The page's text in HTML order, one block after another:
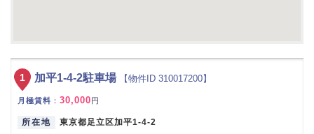
加平1-4-2駐車場 【物件ID 310017200】
月極賃料 ： 30,000円
所在地
東京都足立区加平1-4-2
1